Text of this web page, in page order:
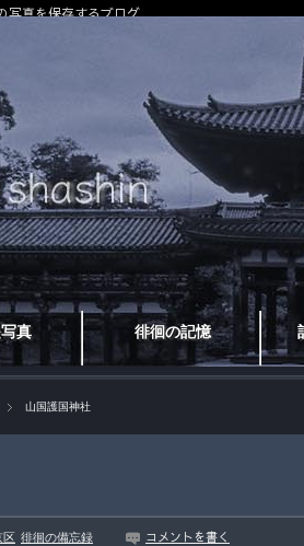
真 徘徊の記憶
写真を保存するブログ
山国護国神社
区 徘徊の備忘録 コメントを書く